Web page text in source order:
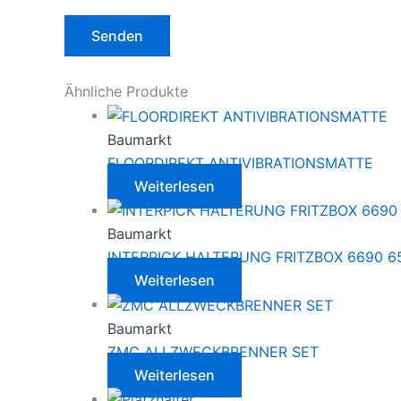
Ähnliche Produkte
Baumarkt
FLOORDIREKT ANTIVIBRATIONSMATTE
Weiterlesen
Baumarkt
INTERPICK HALTERUNG FRITZBOX 6690
Weiterlesen
Baumarkt
ZMC ALLZWECKBRENNER SET
Weiterlesen